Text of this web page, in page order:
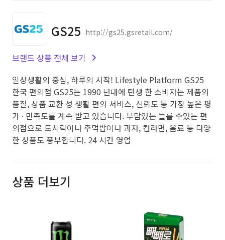
GS25 http://gs25.gsretail.com/
브랜드 상품 전체 보기
일상생활의 중심, 하루의 시작! Lifestyle Platform GS25
한국 편의점 GS25는 1990 년대에 탄생 한 소비자는 제품의
품질, 상품 교환 성 생활 편의 서비스, 신뢰도 등 가장 높은 평
가 · 만족도를 계속 받고 있습니다. 부담있는 들를 수있는 편
의점으로 도시락이나 주먹밥이나 과자, 컵라면, 음료 등 다양
한 상품도 풍부합니다. 24 시간 영업
상품 더보기